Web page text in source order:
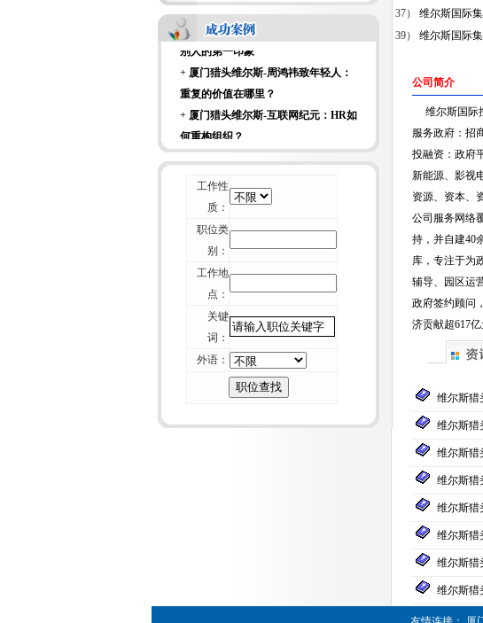
+厦门猎头维尔斯-论如何毁掉你留给
别人的第一印象
+厦门猎头维尔斯-周鸿祎致年轻人：
重复的价值在哪里？
+厦门猎头维尔斯-互联网纪元：HR如
何重构组织？
+厦门猎头维尔斯-刺猬效应：团体如
何变成团队？
厦门猎头维尔斯-科技大亨面试时都
爱问什么样的面试问题？
厦门猎头维尔斯-来自杰出商界女性
的7条建议
厦门猎头维尔斯-招聘行业不可能“干
掉” 猎头
厦门猎头维尔斯-一位资深HR的校园
招聘经验谈
厦门猎头维尔斯-论如何毁掉你留给
别人的第一印象
厦门猎头维尔斯-周鸿祎致年轻人：
工作性
质：
职位类
别：
工作地
点：
关键
词：
外语：
37）
维尔斯国际
39）
维尔斯国际
公司简介
维尔斯国际
服务政府：招
投融资：政府
新能源、影视
资源、资本、
公司服务网络
持，并自建40
库，专注于为
辅导、园区运
政府签约顾问
济贡献超617亿
维尔斯猎
维尔斯猎
维尔斯猎
维尔斯猎
维尔斯猎
维尔斯猎
维尔斯猎
维尔斯猎